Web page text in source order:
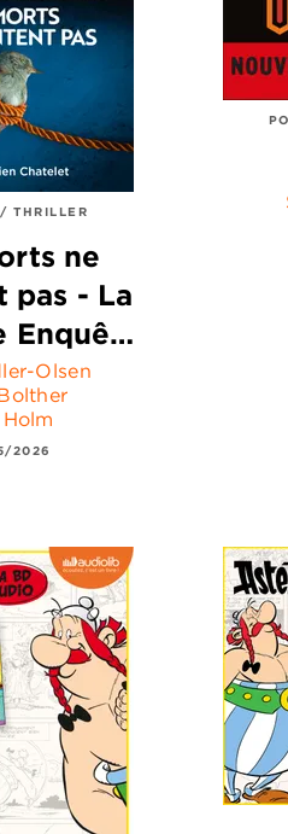
THRILLER
ne
pas - La
Enquê…
Olsen
2026